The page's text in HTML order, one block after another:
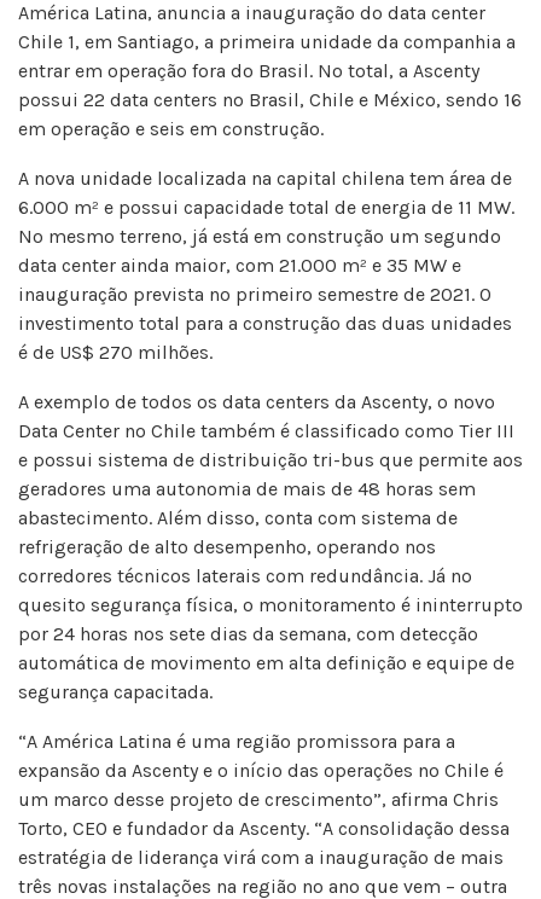
América Latina, anuncia a inauguração do data center
Chile 1, em Santiago, a primeira unidade da companhia a
entrar em operação fora do Brasil. No total, a Ascenty
possui 22 data centers no Brasil, Chile e México, sendo 16
em operação e seis em construção.
A nova unidade localizada na capital chilena tem área de
6.000 m² e possui capacidade total de energia de 11 MW.
No mesmo terreno, já está em construção um segundo
data center ainda maior, com 21.000 m² e 35 MW e
inauguração prevista no primeiro semestre de 2021. O
investimento total para a construção das duas unidades
é de US$ 270 milhões.
A exemplo de todos os data centers da Ascenty, o novo
Data Center no Chile também é classificado como Tier III
e possui sistema de distribuição tri-bus que permite aos
geradores uma autonomia de mais de 48 horas sem
abastecimento. Além disso, conta com sistema de
refrigeração de alto desempenho, operando nos
corredores técnicos laterais com redundância. Já no
quesito segurança física, o monitoramento é ininterrupto
por 24 horas nos sete dias da semana, com detecção
automática de movimento em alta definição e equipe de
segurança capacitada.
“A América Latina é uma região promissora para a
expansão da Ascenty e o início das operações no Chile é
um marco desse projeto de crescimento”, afirma Chris
Torto, CEO e fundador da Ascenty. “A consolidação dessa
estratégia de liderança virá com a inauguração de mais
três novas instalações na região no ano que vem – outra